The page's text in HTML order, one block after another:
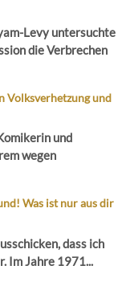
Levy untersuchte
die Verbrechen
Volksverhetzung und
und
wegen
Was ist nur aus dir
dass ich
Im Jahre 1971...